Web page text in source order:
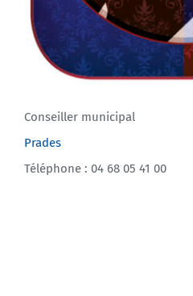
Conseiller municipal
Prades
Téléphone : 04 68 05 41 00